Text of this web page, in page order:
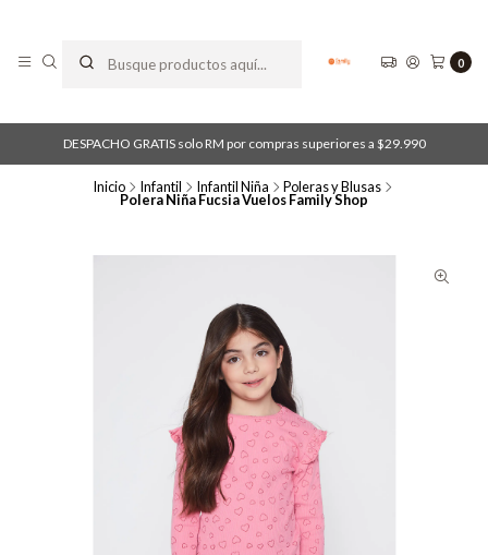
0
DESPACHO GRATIS solo RM por compras superiores a $29.990
Inicio Infantil Infantil Niña Poleras y Blusas
Polera Niña Fucsia Vuelos Family Shop